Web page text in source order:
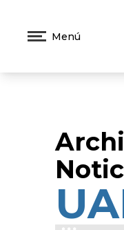
Menú